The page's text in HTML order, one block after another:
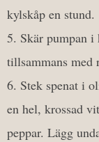
kylskåp en stund.
Skär pumpan i
tillsammans med
Stek spenat i
en hel, krossad
peppar. Lägg